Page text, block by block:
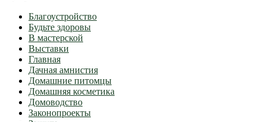
Благоустройство
Будьте здоровы
В мастерской
Выставки
Главная
Дачная амнистия
Домашние питомцы
Домашняя косметика
Домоводство
Законопроекты